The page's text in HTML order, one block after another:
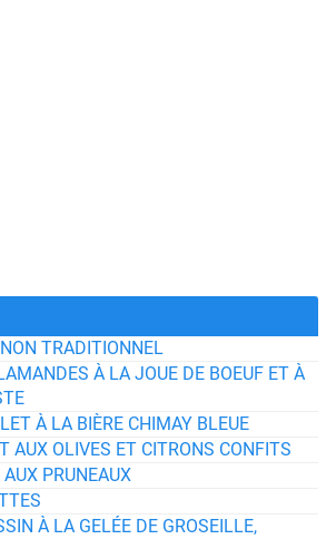
TRADITIONNEL
À LA JOUE DE BOEUF ET À
À LA BIÈRE CHIMAY BLEUE
AUX OLIVES ET CITRONS CONFITS
PRUNEAUX
À LA GELÉE DE GROSEILLE,